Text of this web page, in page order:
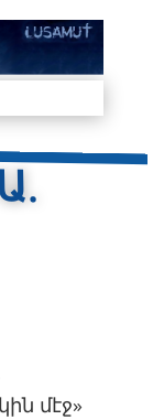
մէջ»